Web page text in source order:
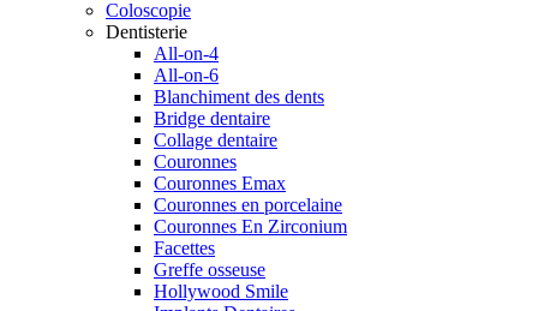
Coloscopie
Dentisterie
All-on-4
All-on-6
Blanchiment des dents
Bridge dentaire
Collage dentaire
Couronnes
Couronnes Emax
Couronnes en porcelaine
Couronnes En Zirconium
Facettes
Greffe osseuse
Hollywood Smile